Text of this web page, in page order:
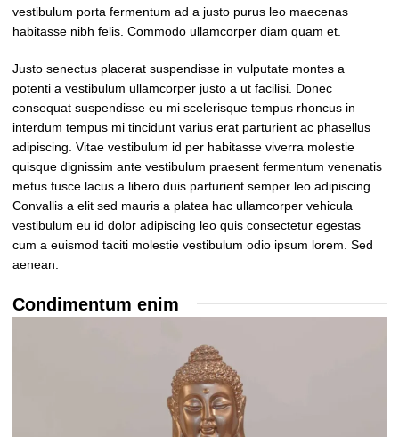
vestibulum porta fermentum ad a justo purus leo maecenas
habitasse nibh felis. Commodo ullamcorper diam quam et.
Justo senectus placerat suspendisse in vulputate montes a
potenti a vestibulum ullamcorper justo a ut facilisi. Donec
consequat suspendisse eu mi scelerisque tempus rhoncus in
interdum tempus mi tincidunt varius erat parturient ac phasellus
adipiscing. Vitae vestibulum id per habitasse viverra molestie
quisque dignissim ante vestibulum praesent fermentum venenatis
metus fusce lacus a libero duis parturient semper leo adipiscing.
Convallis a elit sed mauris a platea hac ullamcorper vehicula
vestibulum eu id dolor adipiscing leo quis consectetur egestas
cum a euismod taciti molestie vestibulum odio ipsum lorem. Sed
aenean.
Condimentum enim